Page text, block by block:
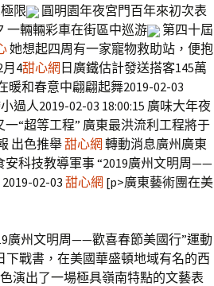
限
圓明園年夜宮門百年來初次表
一輛輛彩車在街區中巡游
第四十屆
她想起四周有一家寵物救助站，便抱
月4甜心網 日廣鐵估計發送搭客145萬
暖和春意中翩翩起舞2019-02-03
過人2019-02-03 18:00:15 廣味大年夜
一“超等工程” 廣東最洪流利工程將于
出色推舉甜心網 轉動消息廣州廣東
科技教導軍事 “2019廣州文明周——
02-03甜心網 [p>廣東藝術團在美
廣州文明周——歡喜春節美國行”運動
戰書，在美國華盛頓地域有名的西
演出了一場極具嶺南特點的文藝表